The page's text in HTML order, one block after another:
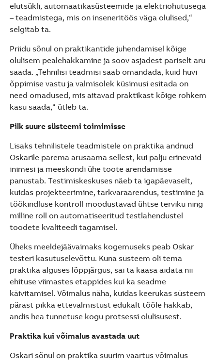
elutsükli, automaatikasüsteemide ja elektriohutusega
– teadmistega, mis on inseneritöös väga olulised,“
selgitab ta.
Priidu sõnul on praktikantide juhendamisel kõige
olulisem pealehakkamine ja soov asjadest päriselt aru
saada. „Tehnilisi teadmisi saab omandada, kuid huvi
õppimise vastu ja valmisolek küsimusi esitada on
need omadused, mis aitavad praktikast kõige rohkem
kasu saada,“ ütleb ta.
Pilk suure süsteemi toimimisse
Lisaks tehnilistele teadmistele on praktika andnud
Oskarile parema arusaama sellest, kui palju erinevaid
inimesi ja meeskondi ühe toote arendamisse
panustab. Testimiskeskuses näeb ta igapäevaselt,
kuidas projekteerimine, tarkvaraarendus, testimine ja
töökindluse kontroll moodustavad ühtse terviku ning
milline roll on automatiseeritud testlahendustel
toodete kvaliteedi tagamisel.
Üheks meeldejäävaimaks kogemuseks peab Oskar
testeri kasutuselevõttu. Kuna süsteem oli tema
praktika alguses lõppjärgus, sai ta kaasa aidata nii
ehituse viimastes etappides kui ka seadme
käivitamisel. Võimalus näha, kuidas keerukas süsteem
pärast pikka ettevalmistust edukalt tööle hakkab,
andis hea tunnetuse kogu protsessi olulisusest.
Praktika kui võimalus avastada uut
Oskari sõnul on praktika suurim väärtus võimalus